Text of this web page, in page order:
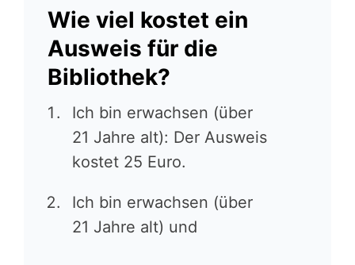
Wie viel kostet ein
Ausweis für die
Bibliothek?
Ich bin erwachsen (über
21 Jahre alt): Der Ausweis
kostet 25 Euro.
Ich bin erwachsen (über
21 Jahre alt) und